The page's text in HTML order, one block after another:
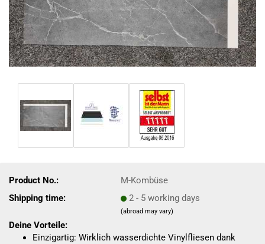
Product No.:
M-Kombüse
Shipping time:
2 - 5 working days
(abroad may vary)
Deine Vorteile:
Einzigartig: Wirklich wasserdichte Vinylfliesen dank